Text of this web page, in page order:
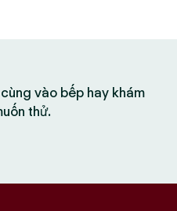
vào bếp hay khám
thử.